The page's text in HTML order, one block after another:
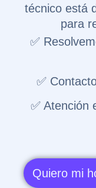
técnico está
para
✅
✅
✅ Atención
Quiero mi